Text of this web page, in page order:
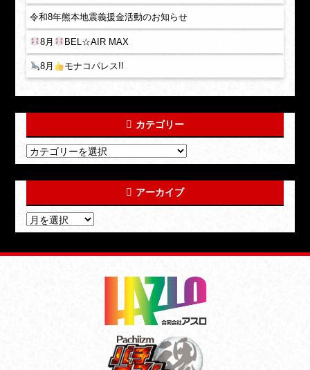
令和8年熊本地震義援金活動のお知らせ
8月 BEL☆AIR MAX
8月 モナコパレス!!
カテゴリー
アーカイブ